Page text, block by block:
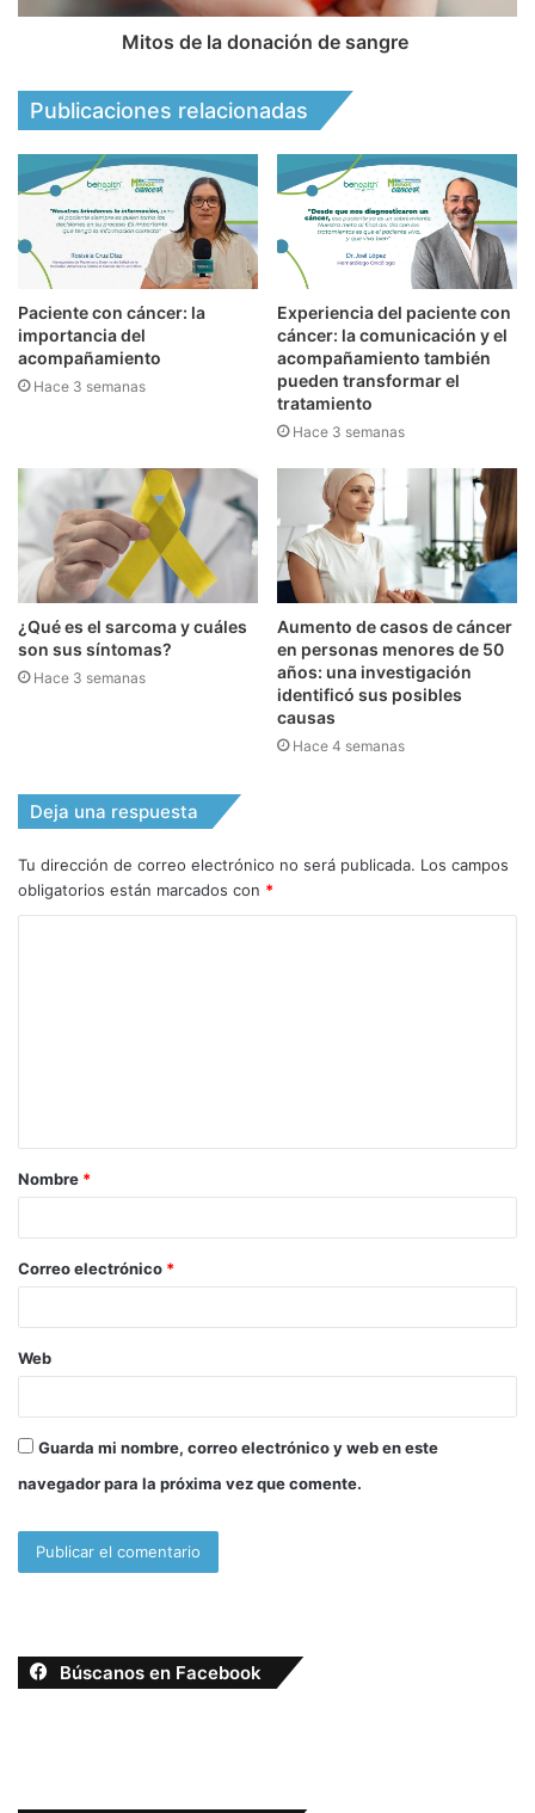
Mitos de la donación de sangre
Publicaciones relacionadas
Paciente con cáncer: la
importancia del
acompañamiento
Hace 3 semanas
Experiencia del paciente con
cáncer: la comunicación y el
acompañamiento también
pueden transformar el
tratamiento
Hace 3 semanas
¿Qué es el sarcoma y cuáles
son sus síntomas?
Hace 3 semanas
Aumento de casos de cáncer
en personas menores de 50
años: una investigación
identificó sus posibles
causas
Hace 4 semanas
Deja una respuesta
Tu dirección de correo electrónico no será publicada. Los campos
obligatorios están marcados con *
a
r
*
Nombre *
Correo electrónico *
Web
Guarda mi nombre, correo electrónico y web en este
navegador para la próxima vez que comente.
Búscanos en Facebook